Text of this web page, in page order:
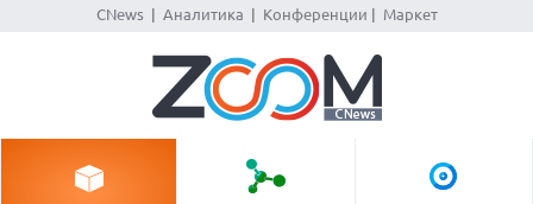
CNews| Аналитика Конференции Маркет